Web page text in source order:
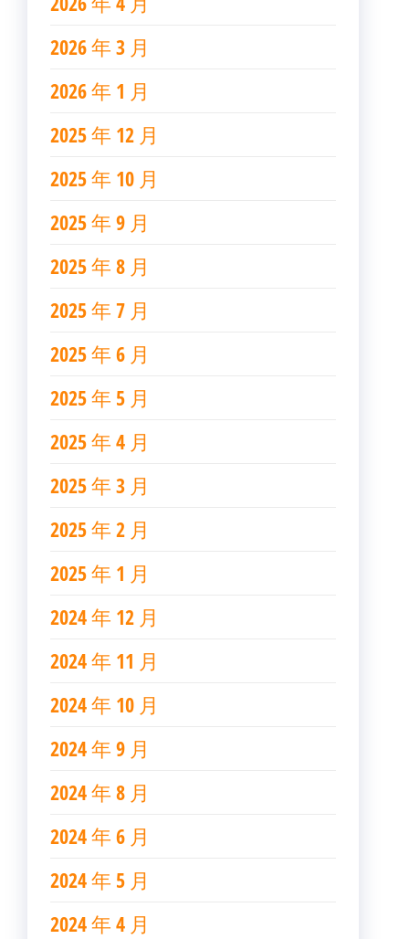
2026 年 3 月
2026 年 1 月
2025 年 12 月
2025 年 10 月
2025 年 9 月
2025 年 8 月
2025 年 7 月
2025 年 6 月
2025 年 5 月
2025 年 4 月
2025 年 3 月
2025 年 2 月
2025 年 1 月
2024 年 12 月
2024 年 11 月
2024 年 10 月
2024 年 9 月
2024 年 8 月
2024 年 6 月
2024 年 5 月
2024 年 4 月